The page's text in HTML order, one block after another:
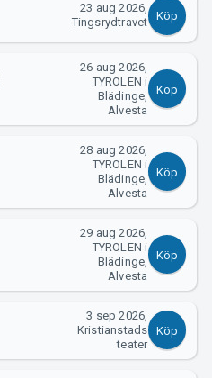
23 aug 2026,
Tingsrydtravet
Köp
26 aug 2026,
TYROLEN i
Blädinge,
Alvesta
Köp
28 aug 2026,
TYROLEN i
Blädinge,
Alvesta
Köp
29 aug 2026,
TYROLEN i
Blädinge,
Alvesta
Köp
3 sep 2026,
Kristianstads
teater
Köp